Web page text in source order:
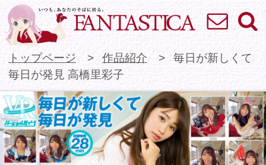
VR専門★アイド
トップページ
毎日が発見 高橋里彩子